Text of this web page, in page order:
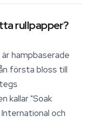
rullpapper?
hampbaserade
första bloss till
kallar "Soak
och